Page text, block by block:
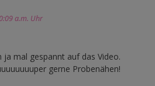
a.m. Uhr
ja mal gespannt auf das Video.
gerne Probenähen!